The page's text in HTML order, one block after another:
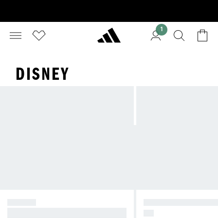
1
DISNEY